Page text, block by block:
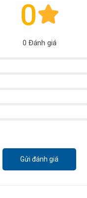
0
0 Đánh giá
Gửi đánh giá